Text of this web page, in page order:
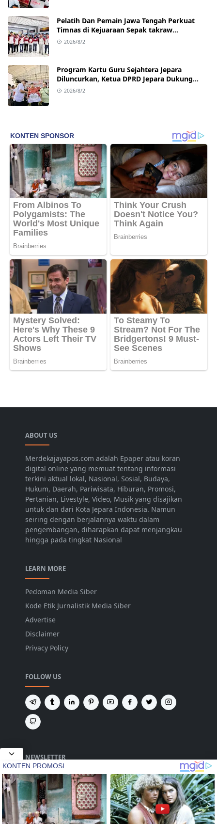
Pelatih Dan Pemain Jawa Tengah Perkuat
Timnas di Kejuaraan Sepak takraw
Internasional
2026/8/2
Program Kartu Guru Sejahtera Jepara
Diluncurkan, Ketua DPRD Jepara Dukung
Kesejahteraan Guru
2026/8/2
ABOUT US
Merdekajayapos.com adalah Epaper atau koran
digital online yang memuat tentang informasi
terkini aktual lokal, Nasional, Sosial, Budaya,
Hukum, Daerah, Pariwisata, Hiburan, Promosi,
Pertanian, Livestyle, Video, Musik yang disajikan
untuk dan dari Kota Jepara Indonesia. Namun
seiring dengan berjalannya waktu dalam
pengembangan, diharapkan dapat menjangkau
hingga pada tingkat Nasional
LEARN MORE
Pedoman Media Siber
Kode Etik Jurnalistik Media Siber
Advertise
Disclaimer
Privacy Policy
FOLLOW US
NEWSLETTER
Tetap terhubung untuk mendapatkan berita
terbaru dan pembaruan penting dari kami.